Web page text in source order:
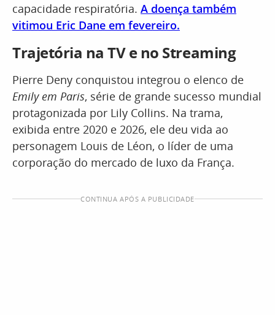
capacidade respiratória. A doença também
vitimou Eric Dane em fevereiro.
Trajetória na TV e no Streaming
Pierre Deny conquistou integrou o elenco de
Emily em Paris, série de grande sucesso mundial
protagonizada por Lily Collins. Na trama,
exibida entre 2020 e 2026, ele deu vida ao
personagem Louis de Léon, o líder de uma
corporação do mercado de luxo da França.
CONTINUA APÓS A PUBLICIDADE